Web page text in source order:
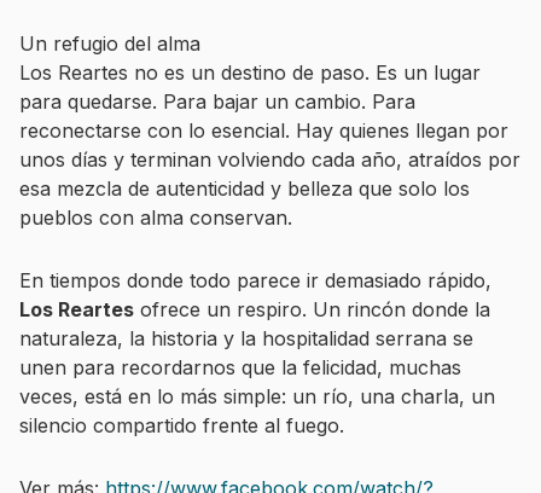
Un refugio del alma
Los Reartes no es un destino de paso. Es un lugar
para quedarse. Para bajar un cambio. Para
reconectarse con lo esencial. Hay quienes llegan por
unos días y terminan volviendo cada año, atraídos por
esa mezcla de autenticidad y belleza que solo los
pueblos con alma conservan.
En tiempos donde todo parece ir demasiado rápido,
Los Reartes ofrece un respiro. Un rincón donde la
naturaleza, la historia y la hospitalidad serrana se
unen para recordarnos que la felicidad, muchas
veces, está en lo más simple: un río, una charla, un
silencio compartido frente al fuego.